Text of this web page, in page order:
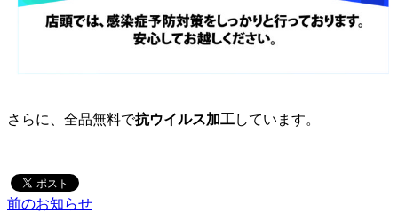
さらに、全品無料で抗ウイルス加工しています。
前のお知らせ